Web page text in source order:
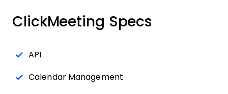
ClickMeeting Specs
API
Calendar Management